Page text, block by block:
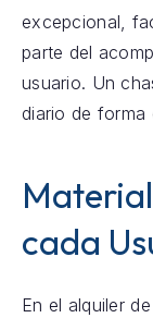
excepcional,
parte del
usuario. Un
diario de forma
cada
En el alquiler